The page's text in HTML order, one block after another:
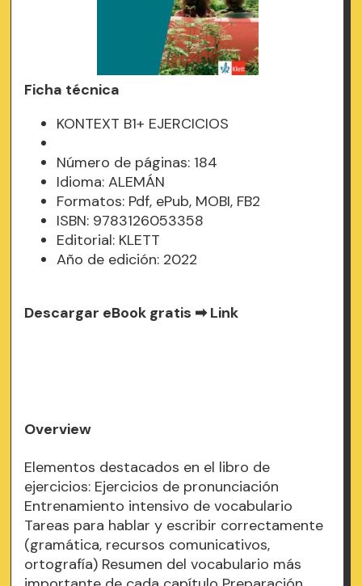
Ficha técnica
KONTEXT B1+ EJERCICIOS
Número de páginas: 184
Idioma: ALEMÁN
Formatos: Pdf, ePub, MOBI, FB2
ISBN: 9783126053358
Editorial: KLETT
Año de edición: 2022
Descargar eBook gratis ➡Link
Overview
Elementos destacados en el libro de
ejercicios: Ejercicios de pronunciación
Entrenamiento intensivo de vocabulario
Tareas para hablar y escribir correctamente
(gramática, recursos comunicativos,
ortografía) Resumen del vocabulario más